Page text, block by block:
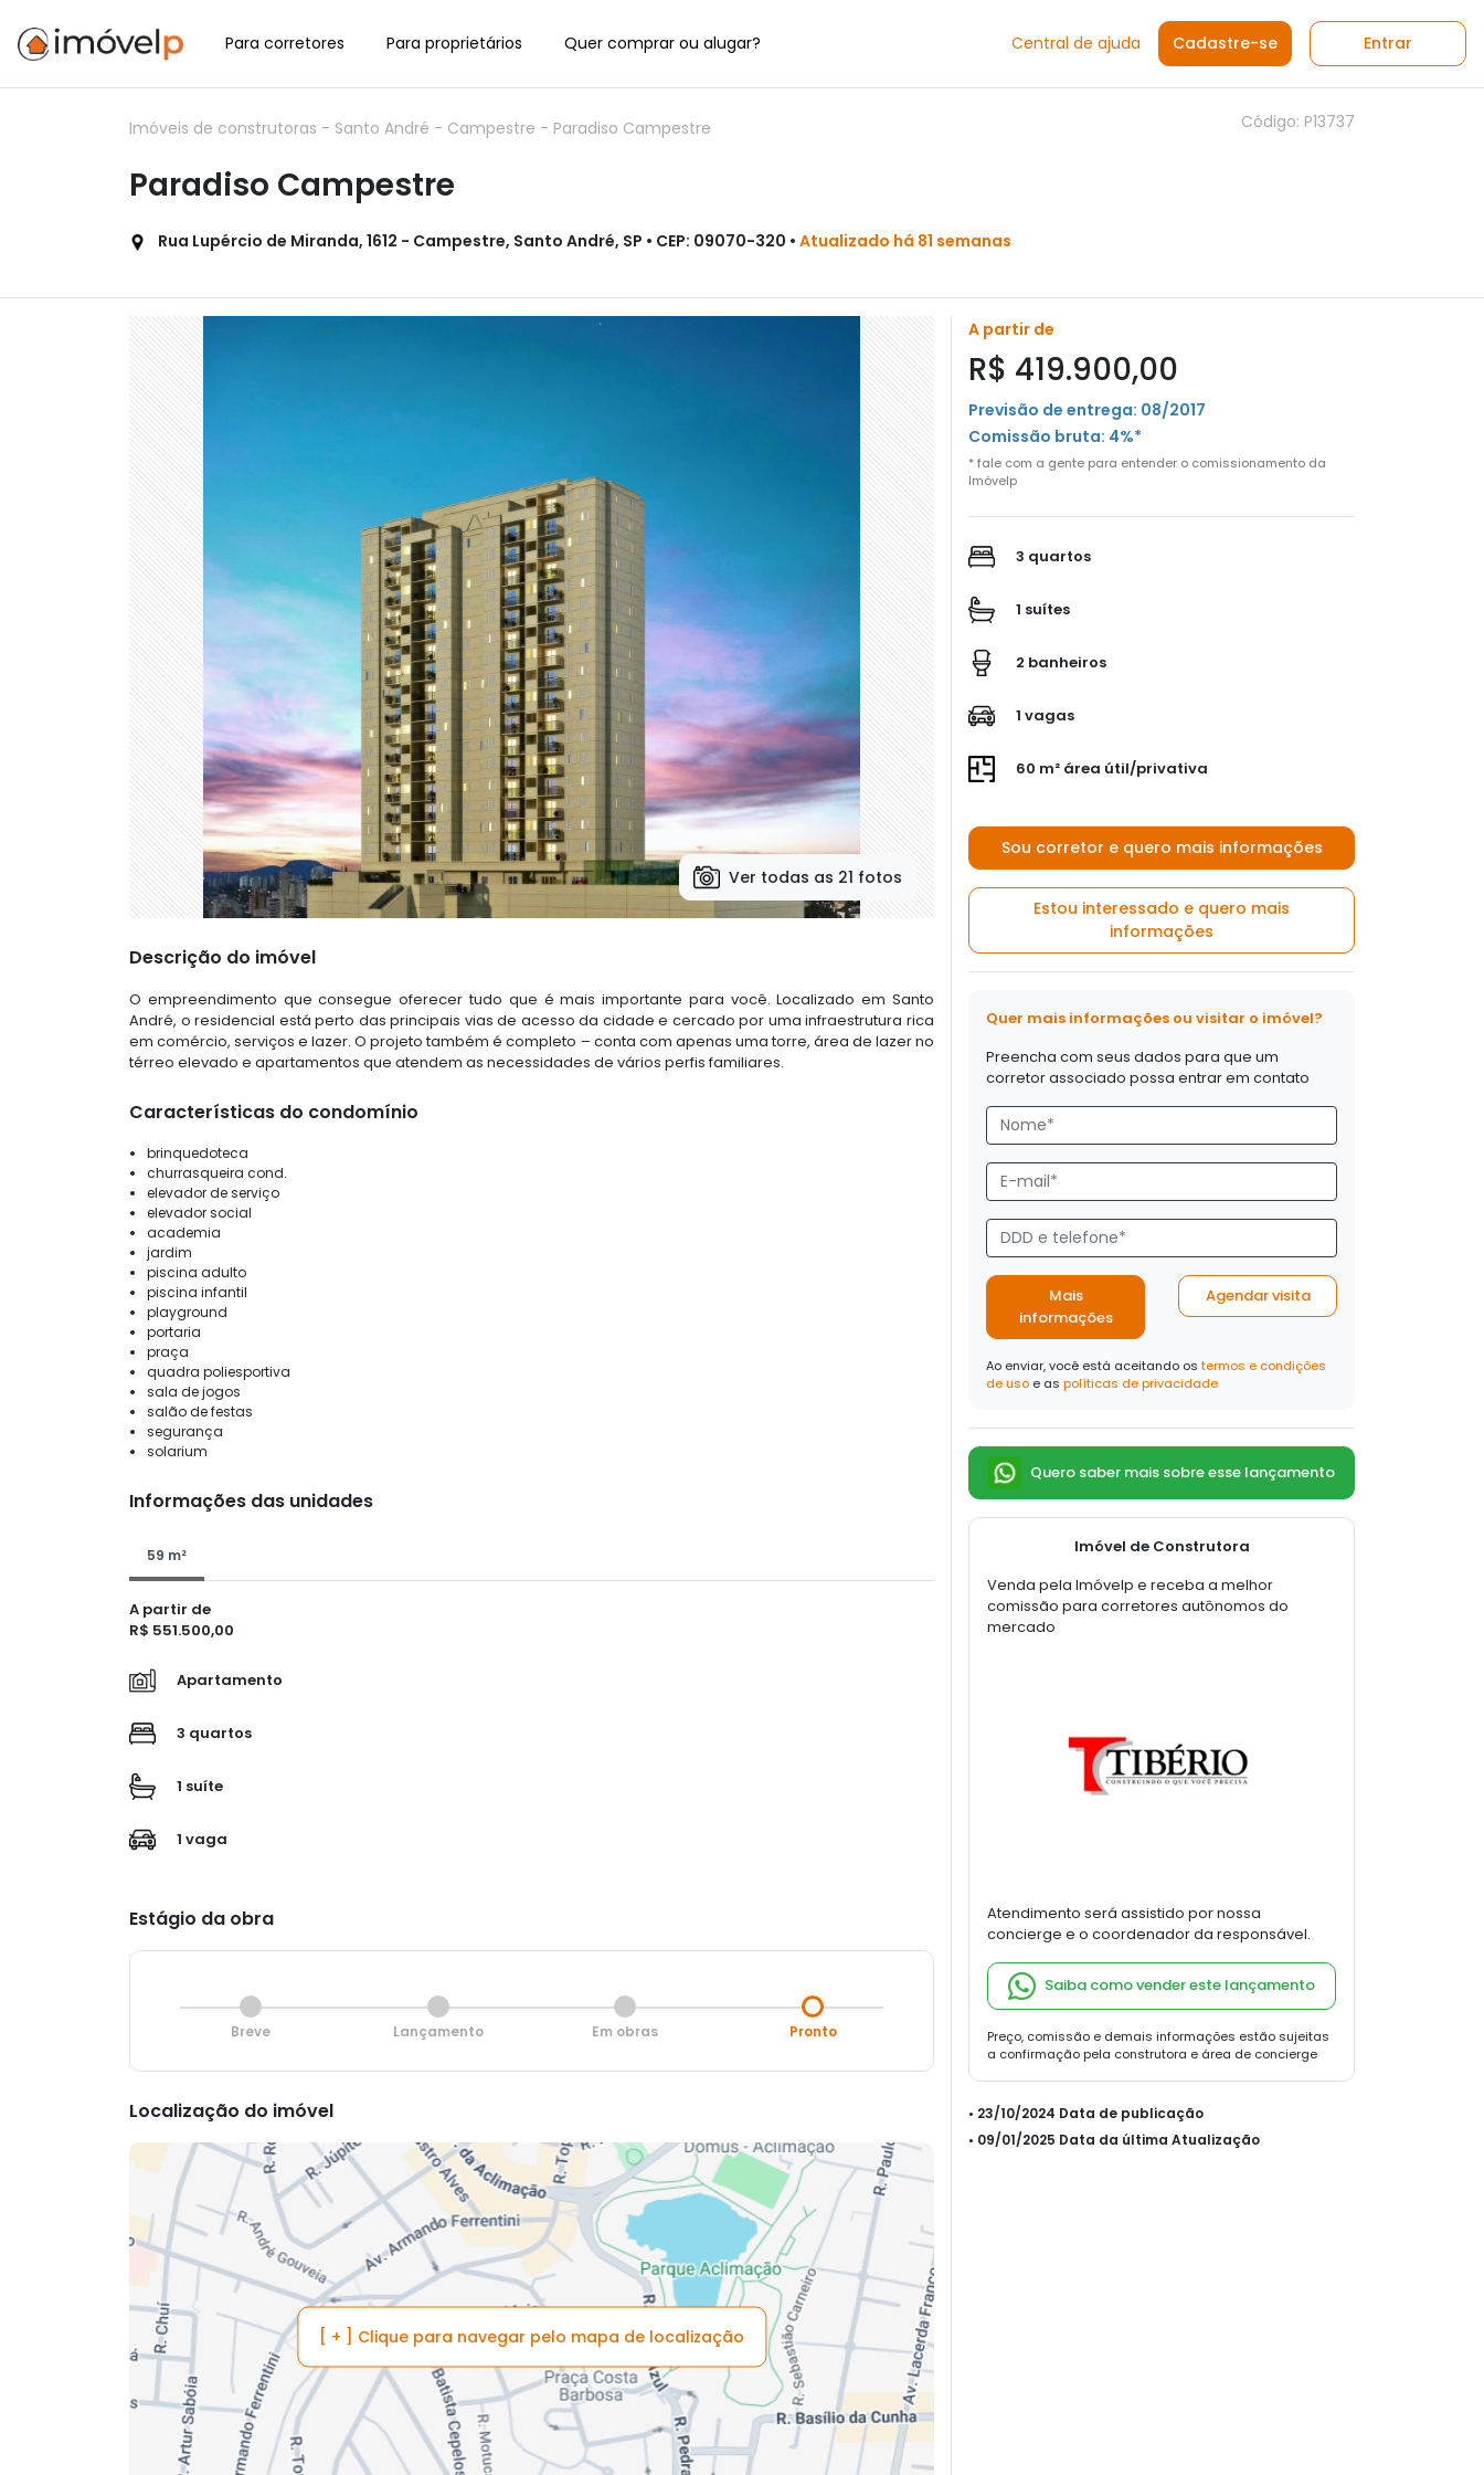
Para corretores Para proprietários Quer comprar ou alugar? Central de ajuda Cadastre-se Entrar
Imóveis de construtoras - Santo André - Campestre - Paradiso Campestre Código: P13737
Paradiso Campestre
Rua Lupércio de Miranda, 1612 - Campestre, Santo André, SP • CEP: 09070-320 • Atualizado há 81 semanas
Ver todas as 21 fotos
Descrição do imóvel
O empreendimento que consegue oferecer tudo que é mais importante para você. Localizado em Santo
André, o residencial está perto das principais vias de acesso da cidade e cercado por uma infraestrutura rica
em comércio, serviços e lazer. O projeto também é completo – conta com apenas uma torre, área de lazer no
térreo elevado e apartamentos que atendem as necessidades de vários perfis familiares.
Características do condomínio
brinquedoteca
churrasqueira cond.
elevador de serviço
elevador social
academia
jardim
piscina adulto
piscina infantil
playground
portaria
praça
quadra poliesportiva
sala de jogos
salão de festas
segurança
solarium
Informações das unidades
59 m²
A partir de
R$ 551.500,00
Apartamento
3 quartos
1 suíte
1 vaga
Estágio da obra
Breve Lançamento Em obras Pronto
Localização do imóvel
[ + ] Clique para navegar pelo mapa de localização
A partir de
R$ 419.900,00
Previsão de entrega: 08/2017
Comissão bruta: 4%*
* fale com a gente para entender o comissionamento da
Imóvelp
3 quartos
1 suítes
2 banheiros
1 vagas
60 m² área útil/privativa
Sou corretor e quero mais informações
Estou interessado e quero mais
informações
Quer mais informações ou visitar o imóvel?
Preencha com seus dados para que um
corretor associado possa entrar em contato
Mais
informações
Agendar visita
Ao enviar, você está aceitando os termos e condições
de uso e as políticas de privacidade
Quero saber mais sobre esse lançamento
Imóvel de Construtora
Venda pela Imóvelp e receba a melhor
comissão para corretores autônomos do
mercado
Atendimento será assistido por nossa
concierge e o coordenador da responsável.
Saiba como vender este lançamento
Preço, comissão e demais informações estão sujeitas
a confirmação pela construtora e área de concierge
• 23/10/2024 Data de publicação
• 09/01/2025 Data da última Atualização